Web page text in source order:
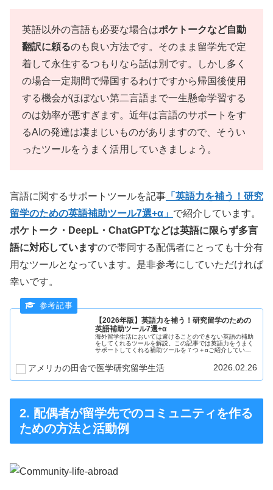
英語以外の言語も必要な場合はポケトークなど自動
翻訳に頼るのも良い方法です。そのまま留学先で定
着して永住するつもりなら話は別です。しかし多く
の場合一定期間で帰国するわけですから帰国後使用
する機会がほぼない第二言語まで一生懸命学習する
のは効率が悪すぎます。近年は言語のサポートをす
るAIの発達は凄まじいものがありますので、そうい
ったツールをうまく活用していきましょう。
言語に関するサポートツールを記事 「英語力を補う！研究
留学のための英語補助ツール7選+α」 で紹介しています。
ポケトーク・DeepL・ChatGPTなどは英語に限らず多言
語に対応していますので帯同する配偶者にとっても十分有
用なツールとなっています。是非参考にしていただければ
幸いです。
【2026年版】英語力を補う！研究留学のための
英語補助ツール7選+α
海外留学生活においては避けることのできない英語の補助
をしてくれるツールを解説。この記事では英語力をうまく
サポートしてくれる補助ツールを７つ＋αご紹介していま
す！
アメリカの田舎で医学研究留学生活 2026.02.26
2. 配偶者が留学先でのコミュニティを作る
ための方法と活動例